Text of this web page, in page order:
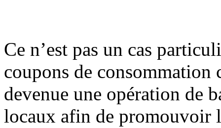
Ce n’est pas un cas
coupons de
devenue une opération de
locaux afin de promouvoir